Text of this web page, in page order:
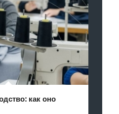
как оно